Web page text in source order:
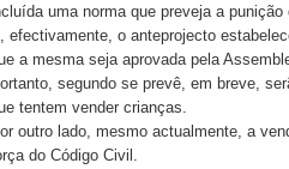
uma norma que preveja a
efectivamente, o anteprojecto
a mesma seja aprovada pela
segundo se prevê, em breve,
tentem vender crianças.
outro lado, mesmo actualmente, a
do Código Civil.